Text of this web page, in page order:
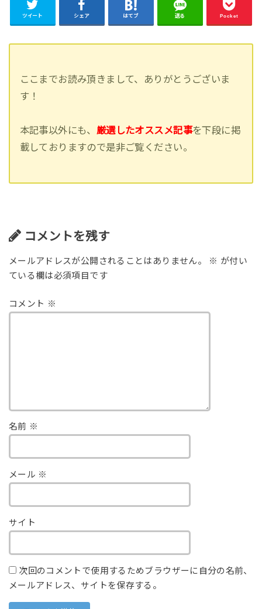
ツイート シェア はてブ 送る Pocket
ここまでお読み頂きまして、ありがとうございま
す！
本記事以外にも、 厳選したオススメ記事を下段に掲
載しておりますので是非ご覧ください。
コメントを残す
メールアドレスが公開されることはありません。 ※ が付い
ている欄は必須項目です
コメント ※
名前 ※
メール ※
サイト
次回のコメントで使用するためブラウザーに自分の名前、
メールアドレス、サイトを保存する。